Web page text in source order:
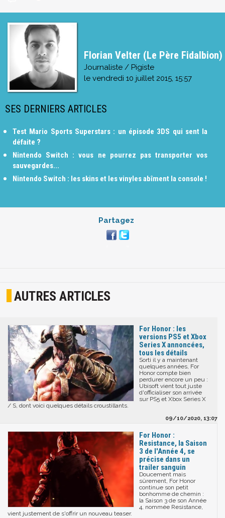
Florian Velter (Le Père Fidalbion)
Journaliste / Pigiste
le vendredi 10 juillet 2015, 15:57
SES DERNIERS ARTICLES
Test Mario Sports Superstars : un épisode 3DS qui sent la
défaite ?
Nintendo Switch : vous ne pourrez pas transporter vos
sauvegardes...
Nintendo Switch : les skins et les vinyles abîment la console !
Partagez
AUTRES ARTICLES
For Honor : les
versions PS5 et Xbox
Series X annoncées,
tous les détails
Sorti il y a maintenant
quelques années, For
Honor compte bien
perdurer encore un peu :
Ubisoft vient tout juste
d'officialiser son arrivée
sur PS5 et Xbox Series X
/ S, dont voici quelques détails croustillants.
09/10/2020, 13:07
For Honor :
Resistance, la Saison
3 de l'Année 4, se
précise dans un
trailer sanguin
Doucement mais
sûrement, For Honor
continue son petit
bonhomme de chemin :
la Saison 3 de son Année
4, nommée Resistance,
vient justement de s'offrir un nouveau teaser.